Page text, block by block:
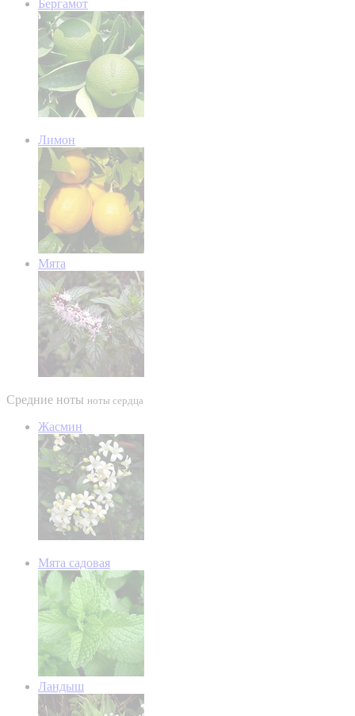
Бергамот
Лимон
Мята
Средние ноты ноты сердца
Жасмин
Мята садовая
Ландыш